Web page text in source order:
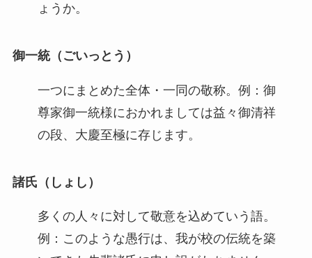
ょうか。
御一統（ごいっとう）
一つにまとめた全体・一同の敬称。例：御
尊家御一統様におかれましては益々御清祥
の段、大慶至極に存じます。
諸氏（しょし）
多くの人々に対して敬意を込めていう語。
例：このような愚行は、我が校の伝統を築